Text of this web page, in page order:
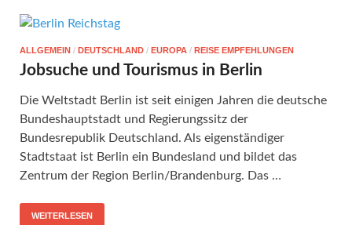
ALLGEMEIN / DEUTSCHLAND / EUROPA / REISE EMPFEHLUNGEN
Jobsuche und Tourismus in Berlin
Die Weltstadt Berlin ist seit einigen Jahren die deutsche
Bundeshauptstadt und Regierungssitz der
Bundesrepublik Deutschland. Als eigenständiger
Stadtstaat ist Berlin ein Bundesland und bildet das
Zentrum der Region Berlin/Brandenburg. Das …
WEITERLESEN